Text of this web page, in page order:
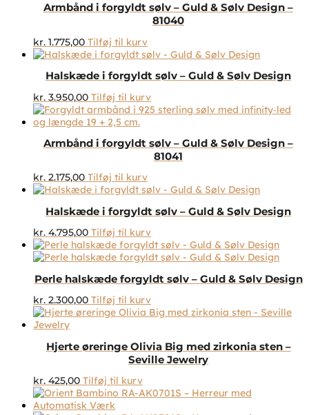
Armbånd i forgyldt sølv – Guld & Sølv Design –
81040
kr. 1.775,00 Tilføj til kurv
Halskæde i forgyldt sølv – Guld & Sølv Design
kr. 3.950,00 Tilføj til kurv
Armbånd i forgyldt sølv – Guld & Sølv Design –
81041
kr. 2.175,00 Tilføj til kurv
Halskæde i forgyldt sølv – Guld & Sølv Design
kr. 4.795,00 Tilføj til kurv
Perle halskæde forgyldt sølv – Guld & Sølv Design
kr. 2.300,00 Tilføj til kurv
Hjerte øreringe Olivia Big med zirkonia sten –
Seville Jewelry
kr. 425,00 Tilføj til kurv